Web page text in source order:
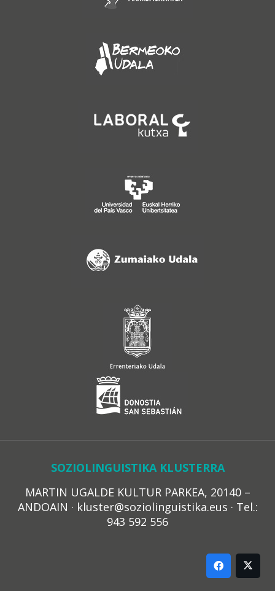
SOZIOLINGUISTIKA KLUSTERRA
MARTIN UGALDE KULTUR PARKEA, 20140 –
ANDOAIN · kluster@soziolinguistika.eus · Tel.:
943 592 556